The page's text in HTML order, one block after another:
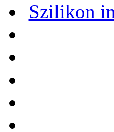
Szilikon